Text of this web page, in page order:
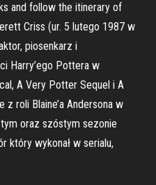
and follow the itinerary of
Criss (ur. 5 lutego 1987 w
piosenkarz i
Harry’ego Pottera w
A Very Potter Sequel i A
roli Blaine’a Andersona w
oraz szóstym sezonie
który wykonał w serialu,